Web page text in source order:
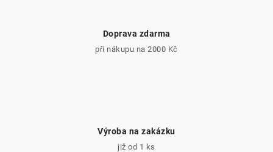
Doprava zdarma
při nákupu na 2000 Kč
Výroba na zakázku
již od 1 ks